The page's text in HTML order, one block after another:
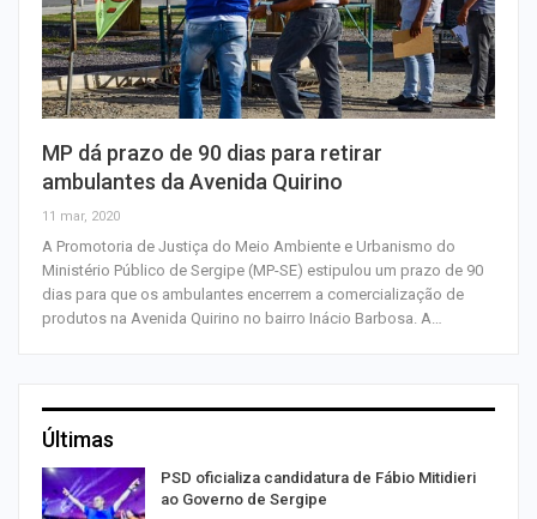
MP dá prazo de 90 dias para retirar
ambulantes da Avenida Quirino
11 mar, 2020
A Promotoria de Justiça do Meio Ambiente e Urbanismo do
Ministério Público de Sergipe (MP-SE) estipulou um prazo de 90
dias para que os ambulantes encerrem a comercialização de
produtos na Avenida Quirino no bairro Inácio Barbosa. A…
Últimas
PSD oficializa candidatura de Fábio Mitidieri
ao Governo de Sergipe